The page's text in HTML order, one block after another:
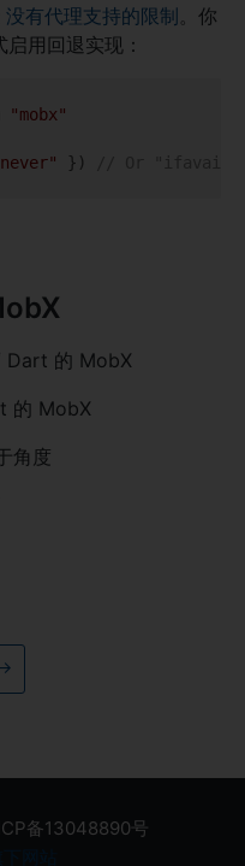
没有代理支持的限制 。你
启用回退实现：
"mobx"
})
Dart 的 MobX
的 MobX
角度
→
备13048890号